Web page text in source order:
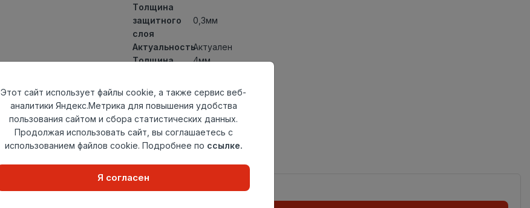
Толщина
защитного
слоя
0,3мм
АктуальностьАктуален
Толщина
4мм
доски
Теплый пол
до +27 градусов
Способ
укладки
Замковый метод
Фаска
Страна
происхождения
Осталось55 упак
Этот сайт использует файлы cookie, а также сервис веб-
аналитики Яндекс.Метрика для повышения удобства
пользования сайтом и сбора статистических данных.
Продолжая использовать сайт, вы соглашаетесь с
использованием файлов cookie. Подробнее по ссылке.
Я согласен